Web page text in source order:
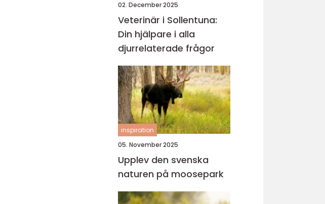
02. December 2025
Veterinär i Sollentuna:
Din hjälpare i alla
djurrelaterade frågor
inspiration
05. November 2025
Upplev den svenska
naturen på moosepark